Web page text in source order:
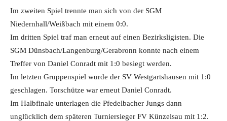
Im zweiten Spiel trennte man sich von der SGM
Niedernhall/Weißbach mit einem 0:0.
Im dritten Spiel traf man erneut auf einen Bezirksligisten. Die
SGM Dünsbach/Langenburg/Gerabronn konnte nach einem
Treffer von Daniel Conradt mit 1:0 besiegt werden.
Im letzten Gruppenspiel wurde der SV Westgartshausen mit 1:0
geschlagen. Torschütze war erneut Daniel Conradt.
Im Halbfinale unterlagen die Pfedelbacher Jungs dann
unglücklich dem späteren Turniersieger FV Künzelsau mit 1:2.